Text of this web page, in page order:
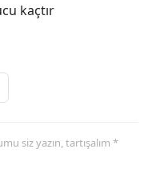
kaçtır
siz yazın, tartışalım *